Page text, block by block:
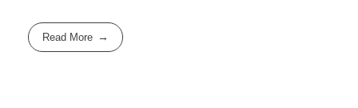
Read More